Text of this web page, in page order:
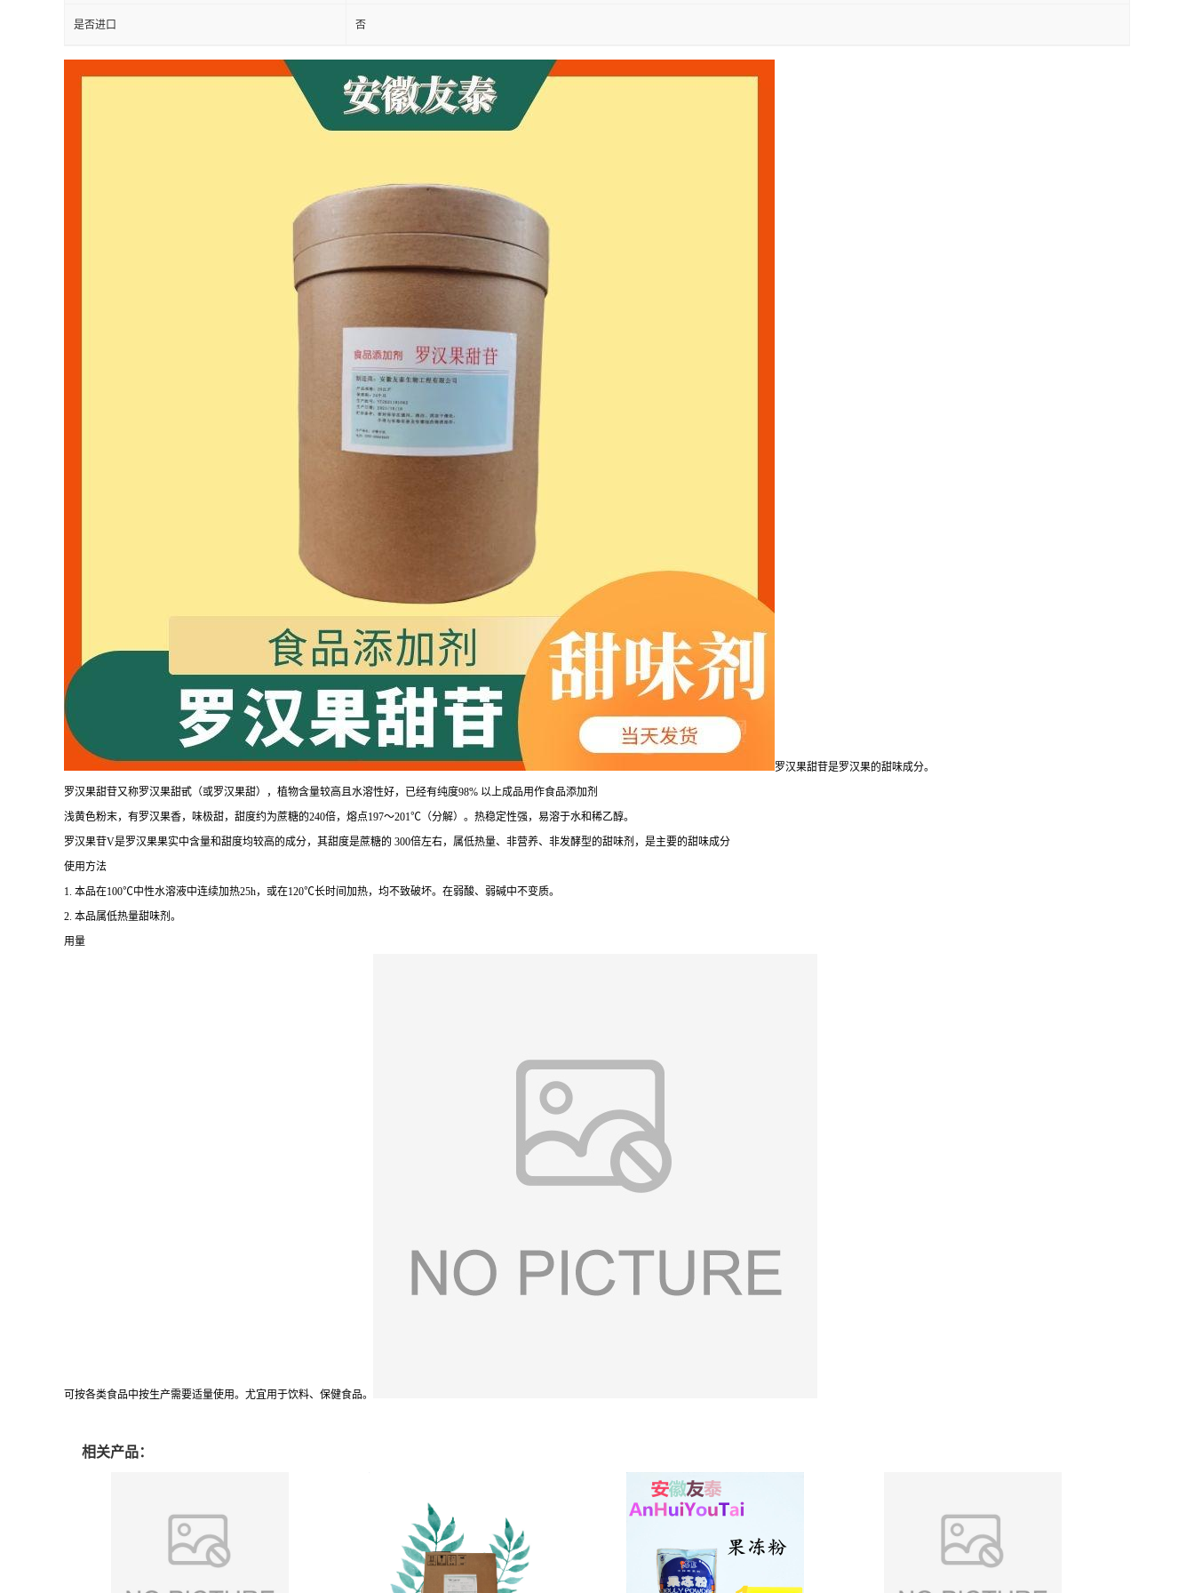
是否进口 否
罗汉果甜苷是罗汉果的甜味成分。
罗汉果甜苷又称罗汉果甜甙（或罗汉果甜），植物含量较高且水溶性好，已经有纯度98% 以上成品用作食品添加剂
浅黄色粉末，有罗汉果香，味极甜，甜度约为蔗糖的240倍，熔点197～201℃（分解）。热稳定性强，易溶于水和稀乙醇。
罗汉果苷V是罗汉果果实中含量和甜度均较高的成分，其甜度是蔗糖的 300倍左右，属低热量、非营养、非发酵型的甜味剂，是主要的甜味成分
使用方法
1. 本品在100℃中性水溶液中连续加热25h，或在120℃长时间加热，均不致破坏。在弱酸、弱碱中不变质。
2. 本品属低热量甜味剂。
用量
可按各类食品中按生产需要适量使用。尤宜用于饮料、保健食品。
相关产品：